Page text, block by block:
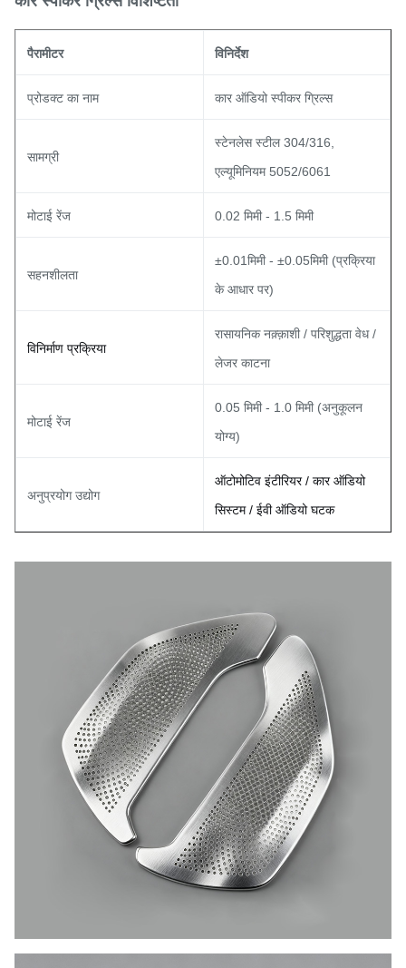
पैरामीटर विनिर्देश
प्रोडक्ट का नाम कार ऑडियो स्पीकर ग्रिल्स
सामग्री
स्टेनलेस स्टील 304/316,
एल्यूमिनियम 5052/6061
मोटाई रेंज 0.02 मिमी - 1.5 मिमी
सहनशीलता
±0.01मिमी - ±0.05मिमी (प्रक्रिया
के आधार पर)
विनिर्माण प्रक्रिया
रासायनिक नक़्क़ाशी / परिशुद्धता वेध /
लेजर काटना
मोटाई रेंज
0.05 मिमी - 1.0 मिमी (अनुकूलन
योग्य)
अनुप्रयोग उद्योग
ऑटोमोटिव इंटीरियर / कार ऑडियो
सिस्टम / ईवी ऑडियो घटक